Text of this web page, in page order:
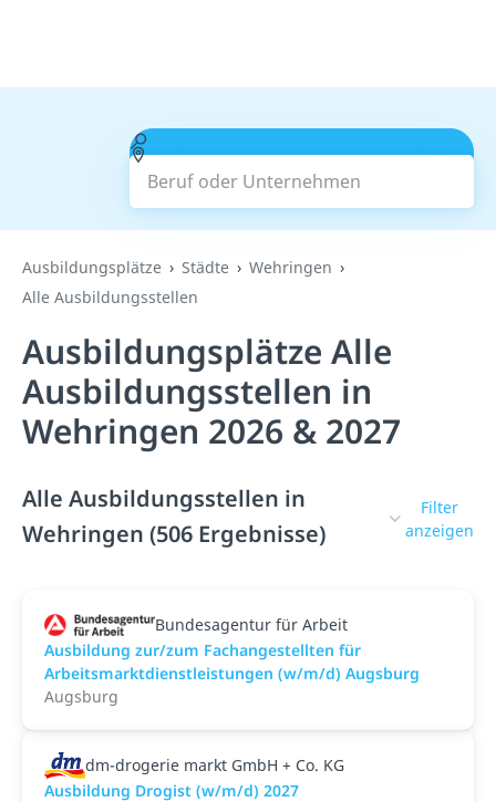
Beruf oder Unternehmen
Suchen
Ausbildungsplätze Städte
Wehringen
Alle Ausbildungsstellen
Ausbildungsplätze Alle
Ausbildungsstellen in
Wehringen 2026 & 2027
Alle Ausbildungsstellen in
Wehringen (506 Ergebnisse)
Filter
anzeigen
Bundesagentur für Arbeit
Ausbildung zur/zum Fachangestellten für
Arbeitsmarktdienstleistungen (w/m/d) Augsburg
Augsburg
dm-drogerie markt GmbH + Co. KG
Ausbildung Drogist (w/m/d) 2027